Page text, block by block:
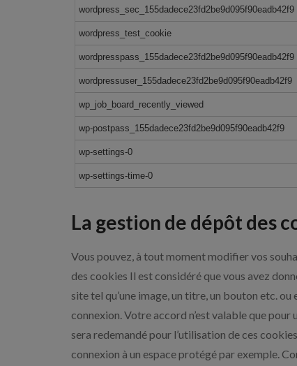
wordpress_sec_155dadece23fd2be9d095f90eadb42f9
wordpress_test_cookie
wordpresspass_155dadece23fd2be9d095f90eadb42f9
wordpressuser_155dadece23fd2be9d095f90eadb42f9
wp_job_board_recently_viewed
wp-postpass_155dadece23fd2be9d095f90eadb42f9
wp-settings-0
wp-settings-time-0
La gestion de dépôt des
Vous pouvez, à tout moment modifier vos
des cookies Il est considéré que vous avez
site tel qu’une image, un titre, un bouton etc.
connexion. Votre accord n’est valable que
sera redemandé pour l’utilisation de ces
connexion à un espace protégé par exemple.